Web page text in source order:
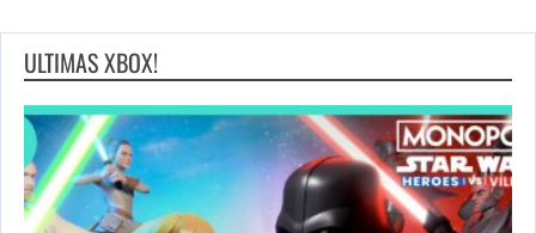
ULTIMAS XBOX!